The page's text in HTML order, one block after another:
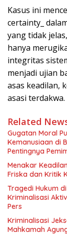
Kasus ini
certainty_
yang tidak
hanya
integritas
menjadi ujian
asas keadilan,
asasi
Related
Gugatan Moral
Kemanusiaan di
Pentingnya
Menakar
Friska dan Kritik
Tragedi Hukum
Kriminalisasi
Pers
Kriminalisasi
Mahkamah